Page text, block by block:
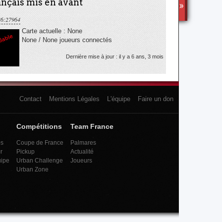
mis en avant
Carte actuelle : None
None / None joueurs connectés
Dernière mise à jour : il y a 6 ans, 3 mois
Faire un don
L'équipe
Mentions Légales
Contact
Compétitions
Coupe de France
Pickup
Urban Challenge
Urban Zone
Team France
Palmares
Actualité
Joueurs